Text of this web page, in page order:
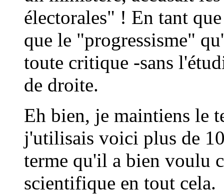
électorales" ! En tant
que le "progressisme"
toute critique -sans
de droite.
Eh bien, je maintiens le
j'utilisais voici plus de
terme qu'il a bien voulu
scientifique en tout cela.